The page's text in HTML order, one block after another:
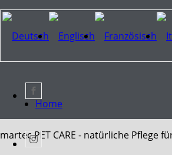
Home
martec PET CARE - natürliche Pflege